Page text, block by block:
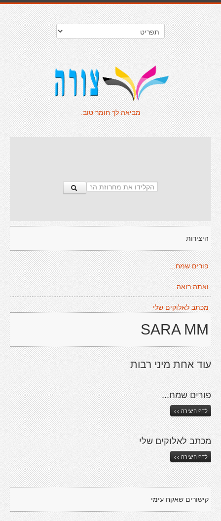
מביאה לך חומר טוב.
היצירות
פורים שמח...
ואתה רואה
מכתב לאלוקים שלי
SARA MM
עוד אחת מיני רבות
פורים שמח...
לדף היצירה >>
מכתב לאלוקים שלי
לדף היצירה >>
קישורים שאקח עימי